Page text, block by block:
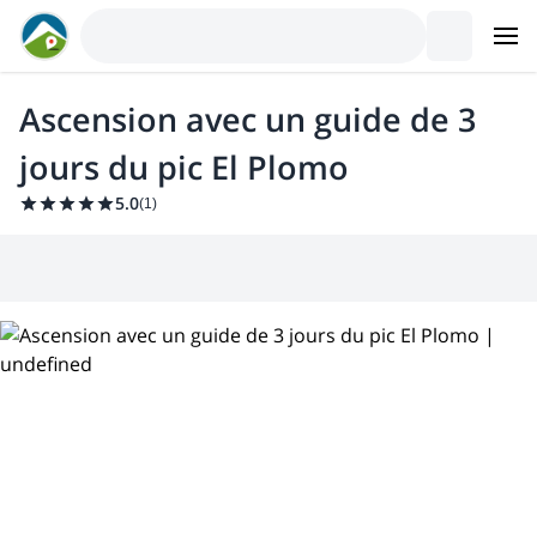
Ascension avec un guide de 3
jours du pic El Plomo
5.0(1)